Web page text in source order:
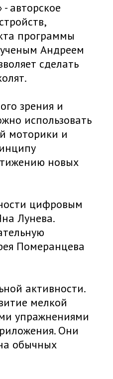
авторское
программы
Андреем
сделать
зрения и
использовать
моторики и
новых
цифровым
Лунева.
Померанцева
активности.
мелкой
упражнениями
Они
обычных